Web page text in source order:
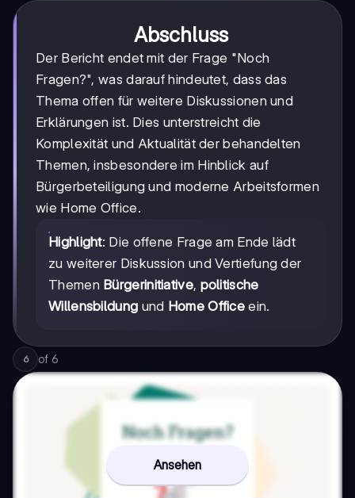
Abschluss
Der Bericht endet mit der Frage "Noch
Fragen?", was darauf hindeutet, dass das
Thema offen für weitere Diskussionen und
Erklärungen ist. Dies unterstreicht die
Komplexität und Aktualität der behandelten
Themen, insbesondere im Hinblick auf
Bürgerbeteiligung und moderne Arbeitsformen
wie Home Office.
Highlight: Die offene Frage am Ende lädt
zu weiterer Diskussion und Vertiefung der
Themen Bürgerinitiative, politische
Willensbildung und Home Office ein.
6 of 6
Ansehen